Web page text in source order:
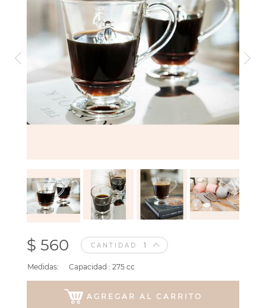
$ 560 CANTIDAD
Medidas: Capacidad : 275 cc
AGREGAR AL CARRITO